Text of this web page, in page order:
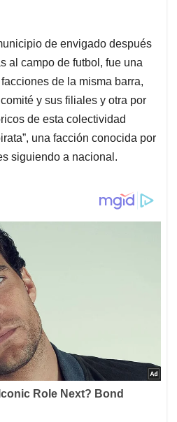
de envigado después
al campo de futbol, fue una
de la misma barra,
y sus filiales y otra por
de esta colectividad
una facción conocida por
siguiendo a nacional.